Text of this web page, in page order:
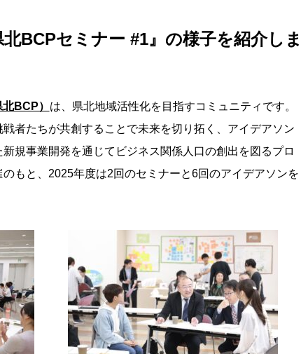
BCPセミナー #1』の様子を紹介しま
BCP） は、県北地域活性化を目指すコミュニティです。
者たちが共創することで未来を切り拓く、アイデアソン
規事業開発を通じてビジネス関係人口の創出を図るプロ
のもと、2025年度は2回のセミナーと6回のアイデアソンを